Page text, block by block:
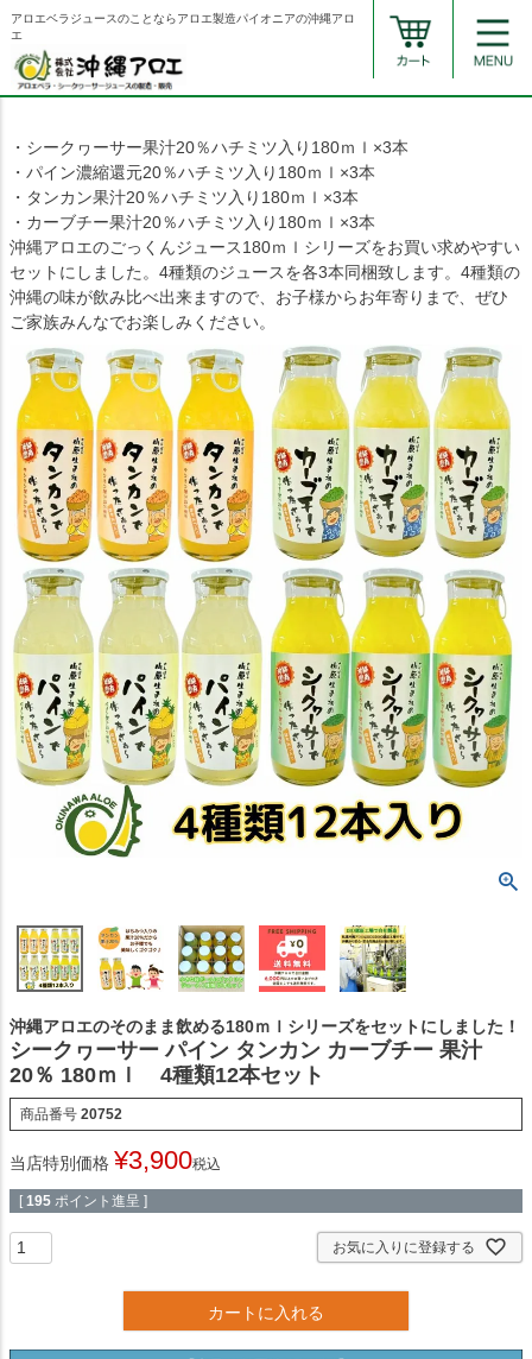
アロエベラジュースのことならアロエ製造パイオニアの沖縄アロ
エ
・シークヮーサー果汁20％ハチミツ入り180ｍｌ×3本
・パイン濃縮還元20％ハチミツ入り180ｍｌ×3本
・タンカン果汁20％ハチミツ入り180ｍｌ×3本
・カーブチー果汁20％ハチミツ入り180ｍｌ×3本
沖縄アロエのごっくんジュース180ｍｌシリーズをお買い求めやすい
セットにしました。4種類のジュースを各3本同梱致します。4種類の
沖縄の味が飲み比べ出来ますので、お子様からお年寄りまで、ぜひ
ご家族みんなでお楽しみください。
沖縄アロエのそのまま飲める180ｍｌシリーズをセットにしました！
シークヮーサー パイン タンカン カーブチー 果汁
20％ 180ｍｌ 4種類12本セット
商品番号 20752
当店特別価格 ¥3,900税込
[ 195 ポイント進呈 ]
お気に入りに登録する
カートに入れる